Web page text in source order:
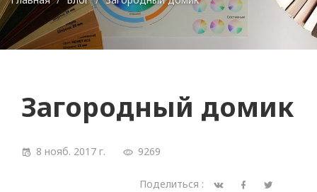
Загородный домик
8 нояб. 2017 г. 9269
Поделиться :